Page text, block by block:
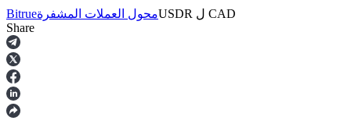
العقود الآجلة
Bitrueمحول العملات المشفرةUSDR ل CAD
Share